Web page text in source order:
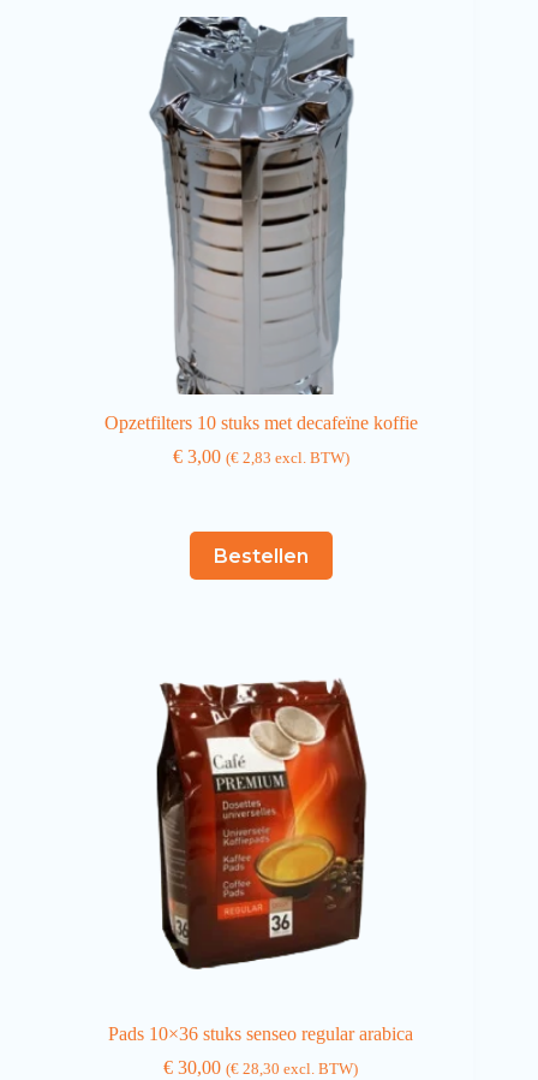
Opzetfilters 10 stuks met decafeïne koffie
€3,00 (€2,83 excl. BTW)
Bestellen
Pads 10×36 stuks senseo regular arabica
€ 30,00 (€ 28,30 excl. BTW)